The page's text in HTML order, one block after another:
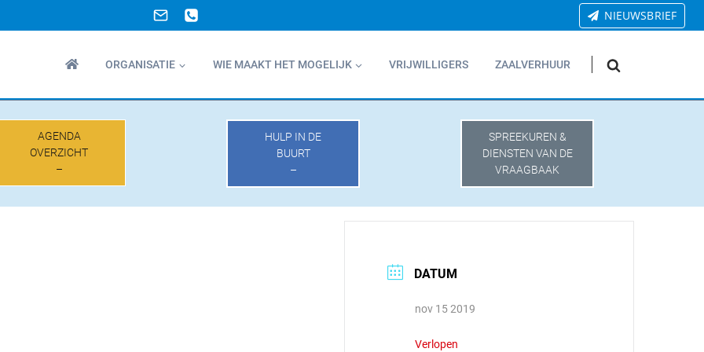
NIEUWSBRIEF
ORGANISATIE WIE MAAKT HET MOGELIJK VRIJWILLIGERS ZAALVERHUUR
AGENDA
OVERZICHT
–
HULP IN DE
BUURT
–
SPREEKUREN &
DIENSTEN VAN DE
VRAAGBAAK
DATUM
nov 15 2019
Verlopen